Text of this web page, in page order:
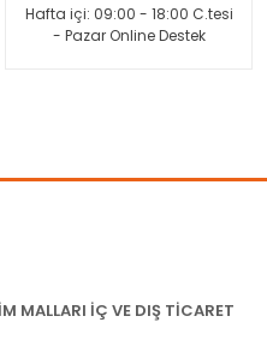
Hafta içi: 09:00 - 18:00 C.tesi
- Pazar Online Destek
MALLARI İÇ VE DIŞ TİCARET